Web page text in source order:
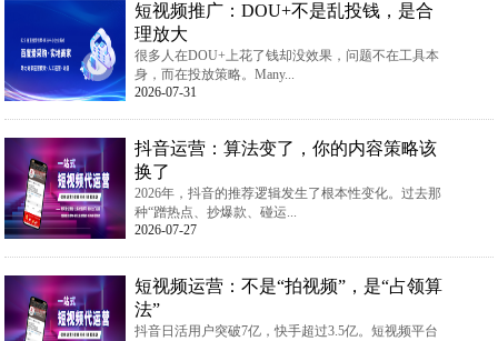
短视频推广：DOU+不是乱投钱，是合
理放大
很多人在DOU+上花了钱却没效果，问题不在工具本
身，而在投放策略。Many...
2026-07-31
抖音运营：算法变了，你的内容策略该
换了
2026年，抖音的推荐逻辑发生了根本性变化。过去那
种“蹭热点、抄爆款、碰运...
2026-07-27
短视频运营：不是“拍视频”，是“占领算
法”
抖音日活用户突破7亿，快手超过3.5亿。短视频平台